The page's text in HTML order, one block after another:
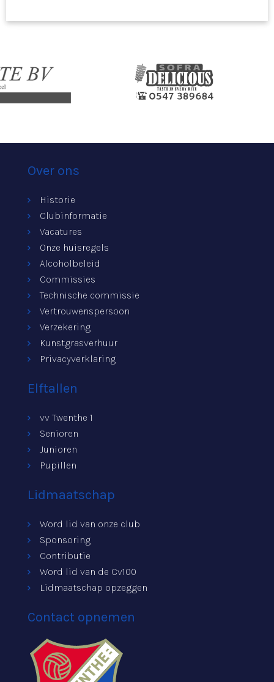
Over ons
Historie
Clubinformatie
Vacatures
Onze huisregels
Alcoholbeleid
Commissies
Technische commissie
Vertrouwenspersoon
Verzekering
Kunstgrasverhuur
Privacyverklaring
Elftallen
vv Twenthe 1
Senioren
Junioren
Pupillen
Lidmaatschap
Word lid van onze club
Sponsoring
Contributie
Word lid van de Cv100
Lidmaatschap opzeggen
Contact opnemen